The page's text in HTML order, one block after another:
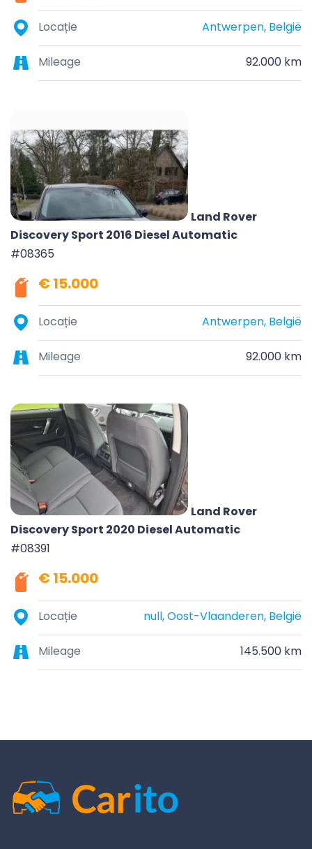
Locație Antwerpen, België
Mileage 92.000 km
Land Rover
Discovery Sport 2016 Diesel Automatic
#08365
€ 15.000
Locație Antwerpen, België
Mileage 92.000 km
Land Rover
Discovery Sport 2020 Diesel Automatic
#08391
€ 15.000
Locație null, Oost-Vlaanderen, België
Mileage 145.500 km